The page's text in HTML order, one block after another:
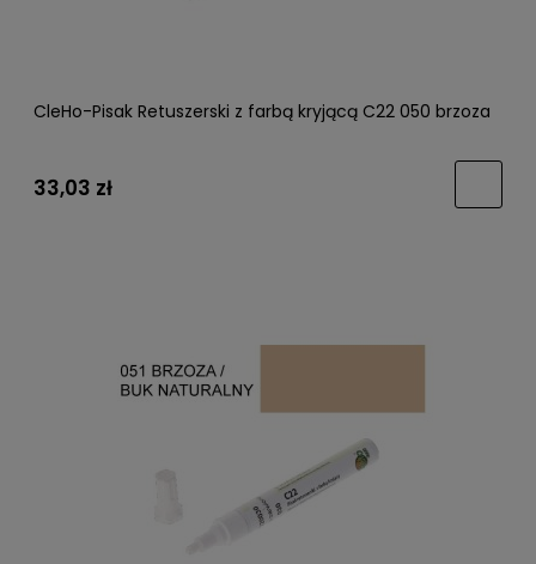
CleHo-Pisak Retuszerski z farbą kryjącą C22 050 brzoza
33,03 zł